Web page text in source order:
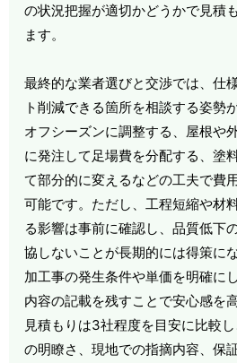
の状況把握が適切かどうかで見積
ます。
最終的な業者選びと交渉では、仕
ト削減できる箇所を相談する姿勢
オフシーズンに調整する、屋根や
に発注して足場費を分配する、塗
て部分的に変えるなどの工夫で費
可能です。ただし、工程短縮や材
る影響は事前に確認し、品質低下
協しないことが長期的には得策に
加工事の発生条件や単価を明確に
内容の記載を残すことで安心感を
見積もりは3社程度を目安に比較
の明瞭さ、現地での指摘内容、保